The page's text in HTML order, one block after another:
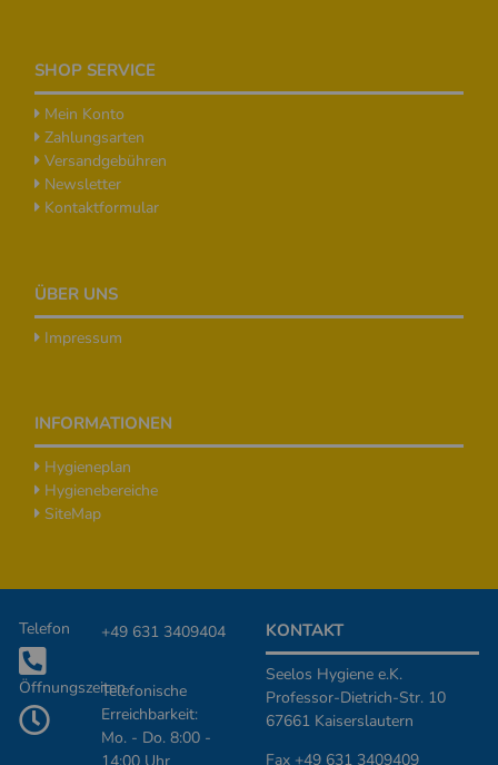
SHOP SERVICE
Mein Konto
Zahlungsarten
Versandgebühren
Newsletter
Kontaktformular
ÜBER UNS
Impressum
INFORMATIONEN
Hygieneplan
Hygienebereiche
SiteMap
Zusätzliche Informationen
Telefon +49 631 3409404
ÖffnungszeitenTelefonische
Erreichbarkeit:
Mo. - Do. 8:00 -
KONTAKT
Seelos Hygiene e.K.
Professor-Dietrich-Str. 10
67661 Kaiserslautern
Fax +49 631 3409409